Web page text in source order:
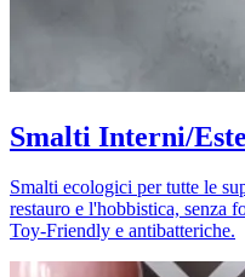
Smalti Interni/
Smalti ecologici per tutte le
restauro e l'hobbistica, senza
Toy-Friendly e antibatteriche.